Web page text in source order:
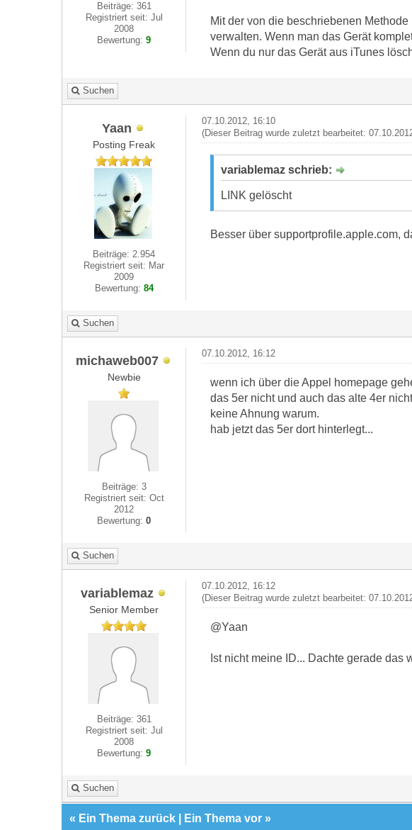
Beiträge: 361
Registriert seit: Jul
2008
Bewertung:9
Mit der von die beschriebenen
verwalten. Wenn man das Gerät
Wenn du nur das Gerät aus iTunes
Suchen
Yaan
Posting Freak
Beiträge: 2.954
Registriert seit: Mar
2009
Bewertung: 84
07.10.2012, 16:10
(Dieser Beitrag wurde zuletzt bearbeitet:
variablemaz schrieb:
LINK gelöscht
Besser über supportprofile.apple.com,
Suchen
michaweb007
Newbie
Beiträge: 3
Registriert seit: Oct
2012
Bewertung:0
07.10.2012, 16:12
wenn ich über die Appel homepage
das 5er nicht und auch das alte 4er
keine Ahnung warum.
hab jetzt das 5er dort hinterlegt...
Suchen
variablemaz
Senior Member
Beiträge: 361
Registriert seit: Jul
2008
Bewertung:9
07.10.2012, 16:12
(Dieser Beitrag wurde zuletzt bearbeitet:
@Yaan
Ist nicht meine ID... Dachte gerade
Suchen
« Ein Thema zurück Ein Thema vor »